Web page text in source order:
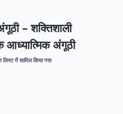
– शक्तिशाली
आध्यात्मिक अंगूठी
लिस्ट में शामिल किया गया